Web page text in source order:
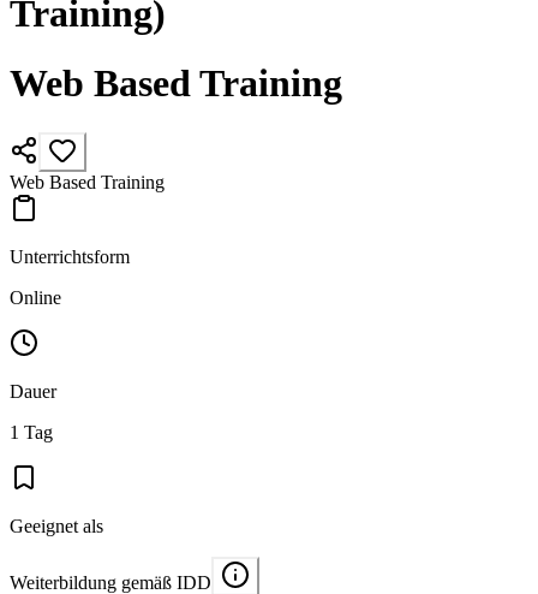
Training)
Web Based Training
Web Based Training
Unterrichtsform
Online
Dauer
1 Tag
Geeignet als
Weiterbildung gemäß IDD